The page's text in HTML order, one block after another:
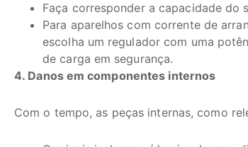
Faça corresponder a capacidade do
Para aparelhos com corrente de
escolha um regulador com uma
de carga em segurança.
4. Danos em componentes internos
Com o tempo, as peças internas, como